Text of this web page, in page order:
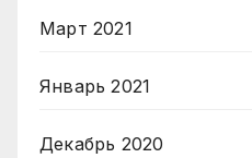
Март 2021
Январь 2021
Декабрь 2020